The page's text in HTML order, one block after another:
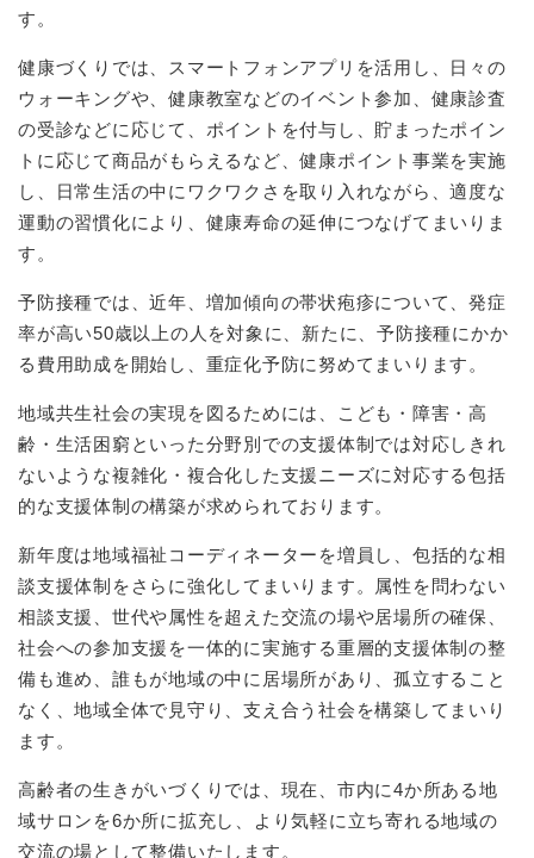
す。
健康づくりでは、スマートフォンアプリを活用し、日々の
ウォーキングや、健康教室などのイベント参加、健康診査
の受診などに応じて、ポイントを付与し、貯まったポイン
トに応じて商品がもらえるなど、健康ポイント事業を実施
し、日常生活の中にワクワクさを取り入れながら、適度な
運動の習慣化により、健康寿命の延伸につなげてまいりま
す。
予防接種では、近年、増加傾向の帯状疱疹について、発症
率が高い50歳以上の人を対象に、新たに、予防接種にかか
る費用助成を開始し、重症化予防に努めてまいります。
地域共生社会の実現を図るためには、こども・障害・高
齢・生活困窮といった分野別での支援体制では対応しきれ
ないような複雑化・複合化した支援ニーズに対応する包括
的な支援体制の構築が求められております。
新年度は地域福祉コーディネーターを増員し、包括的な相
談支援体制をさらに強化してまいります。属性を問わない
相談支援、世代や属性を超えた交流の場や居場所の確保、
社会への参加支援を一体的に実施する重層的支援体制の整
備も進め、誰もが地域の中に居場所があり、孤立すること
なく、地域全体で見守り、支え合う社会を構築してまいり
ます。
高齢者の生きがいづくりでは、現在、市内に4か所ある地
域サロンを6か所に拡充し、より気軽に立ち寄れる地域の
交流の場として整備いたします。